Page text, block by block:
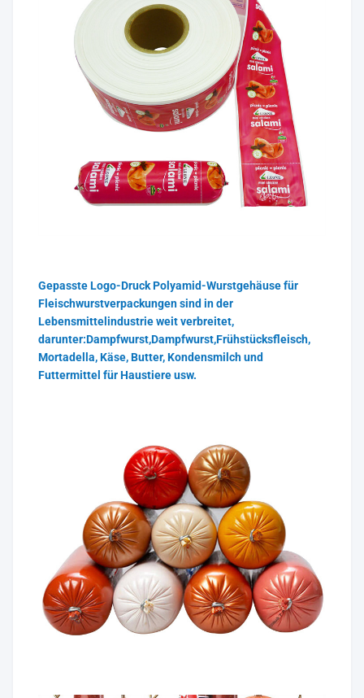
Gepasste Logo-Druck Polyamid-Wurstgehäuse für
Fleischwurstverpackungen sind in der
Lebensmittelindustrie weit verbreitet,
darunter:Dampfwurst,Dampfwurst,Frühstücksfleisch,
Mortadella, Käse, Butter, Kondensmilch und
Futtermittel für Haustiere usw.